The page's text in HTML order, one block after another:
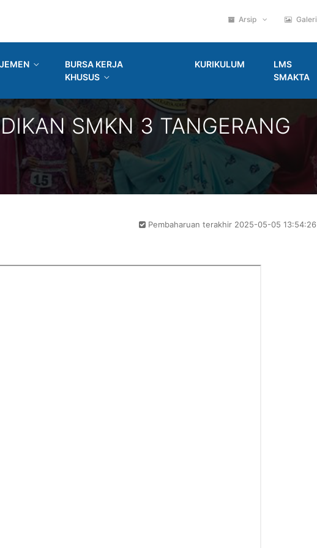
Arsip Galeri
BURSA KERJA
KHUSUS
KURIKULUM
LMS
SMAKTA
SMKN 3 TANGERANG
Pembaharuan terakhir 2025-05-05 13:54:26